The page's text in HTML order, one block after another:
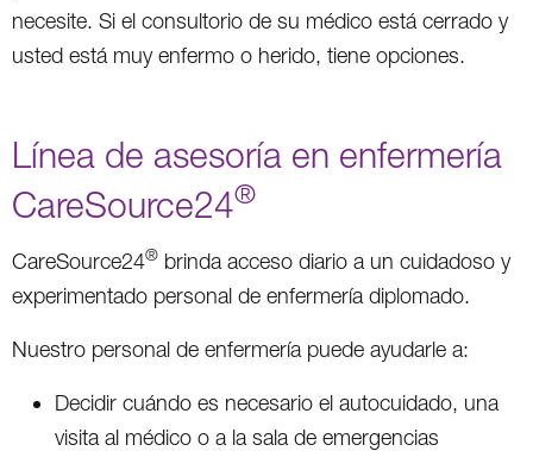
necesite. Si el consultorio de su médico está cerrado y
usted está muy enfermo o herido, tiene opciones.
Línea de asesoría en enfermería
CareSource24®
CareSource24® brinda acceso diario a un cuidadoso y
experimentado personal de enfermería diplomado.
Nuestro personal de enfermería puede ayudarle a:
Decidir cuándo es necesario el autocuidado, una
visita al médico o a la sala de emergencias